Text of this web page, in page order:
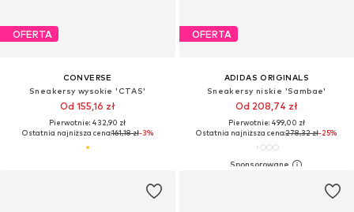
OFERTA
CONVERSE
Sneakersy wysokie 'CTAS'
Od 155,16 zł
Pierwotnie: 432,90 zł
Ostatnia najniższa cena:161,18 zł-3%
OFERTA
ADIDAS ORIGINALS
Sneakersy niskie 'Sambae'
Od 208,74 zł
Pierwotnie: 499,00 zł
Ostatnia najniższa cena:278,32 zł-25%